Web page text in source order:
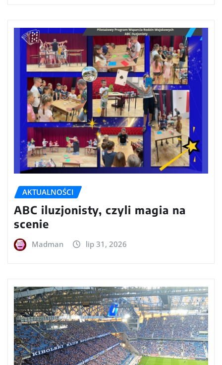
AKTUALNOŚCI
ABC iluzjonisty, czyli magia na
scenie
Madman lip 31, 2026